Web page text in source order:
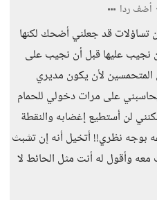
أضف ردا
قد جعلني أضحك لكنها
نجيب عليها قبل أن نجيب على
المتحمسين لأن يكون مديري
على مرات دخولي للحمام
لن أستطيع إغضابه والنقطة
بوجه نظري!! أتخيل أنه إن تشبث
وأقول له أنت مثل الحائط لا